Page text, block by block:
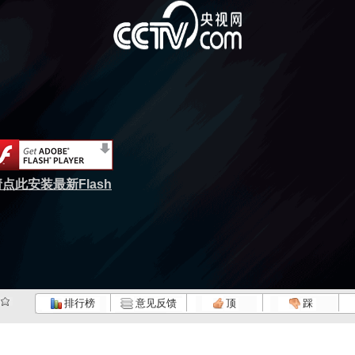
点此安装最新Flash
排行榜 意见反馈 顶 踩